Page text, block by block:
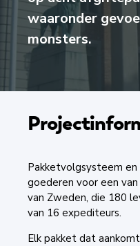
waaronder
monsters.
Pakketvolgsysteem
goederen voor een
van Zweden, die 180
van 16 expediteurs.
Elk pakket dat